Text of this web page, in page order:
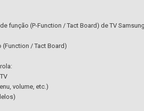
função (P-Function / Tact Board) de TV Samsung.
/ Tact Board)
volume, etc.)